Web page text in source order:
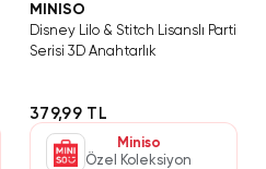
MINISO
Disney Lilo & Stitch Lisanslı Parti
Serisi 3D Anahtarlık
379,99 TL
Miniso
Özel Koleksiyon